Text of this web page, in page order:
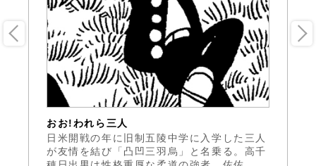
おお!われら三人
日米開戦の年に旧制五陵中学に入学した三人
が友情を結び「凸凹三羽烏」と名乗る。高千